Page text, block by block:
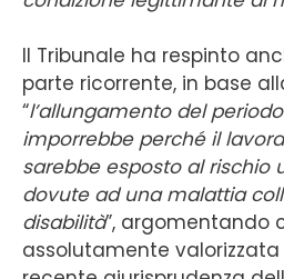
Il Tribunale ha respinto
parte ricorrente, in base
“l’allungamento del
imporrebbe perché il
sarebbe esposto al rischio
dovute ad una malattia
disabilità”, argomentando
assolutamente